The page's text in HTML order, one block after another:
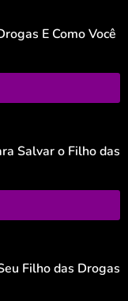
E Como Você
Salvar o Filho das
Filho das Drogas